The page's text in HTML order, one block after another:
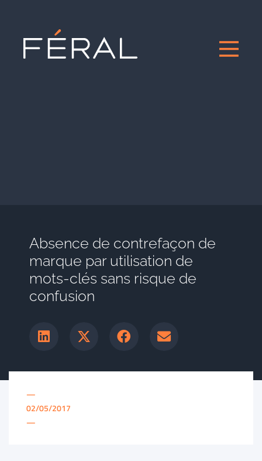
Absence de contrefaçon de
marque par utilisation de
mots-clés sans risque de
confusion
—
02/05/2017
—